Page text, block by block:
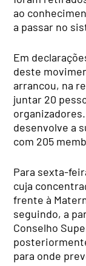
ao
a passar no
Em
deste
arrancou, na
juntar 20
desenvolve a
com 205
Para sexta-
cuja
frente à
seguindo, a
Conselho
para onde